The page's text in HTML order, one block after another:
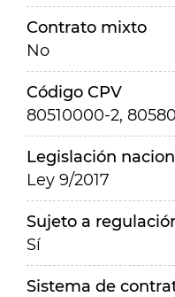
Contrato mixto
No
Código CPV
80510000-2,
Legislación
Ley 9/2017
Sujeto a
Sí
Sistema de